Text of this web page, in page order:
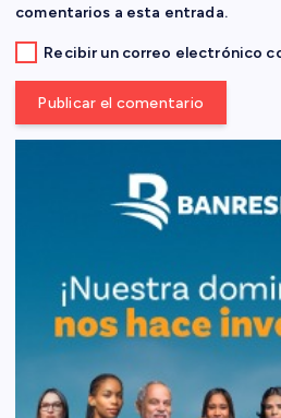
a
s
comentarios a esta entrada.
Recibir un correo electrónico